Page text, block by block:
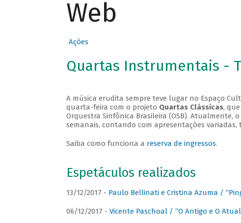
Web
Ações
Quartas Instrumentais -
A música erudita sempre teve lugar no Espaço
quarta-feira com o projeto Quartas Clássicas,
Orquestra Sinfônica Brasileira (OSB). Atualmente, o
semanais, contando com apresentações variadas,
Saiba como funciona a reserva de ingressos.
Espetáculos realizados
13/12/2017 - Paulo Bellinati e Cristina Azuma /
06/12/2017 - Vicente Paschoal / “O Antigo e O